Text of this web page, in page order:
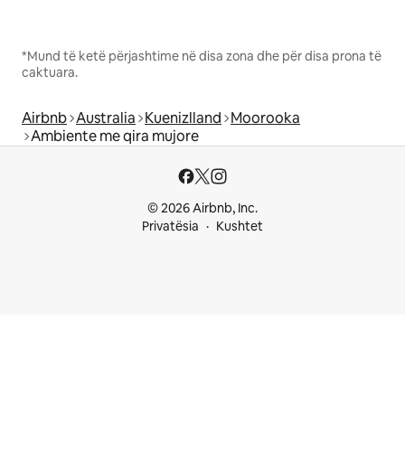
*Mund të ketë përjashtime në disa zona dhe për disa prona të
caktuara.
Airbnb Australia Kuenizlland Moorooka
Ambiente me qira mujore
© 2026 Airbnb, Inc.
Privatësia
Kushtet